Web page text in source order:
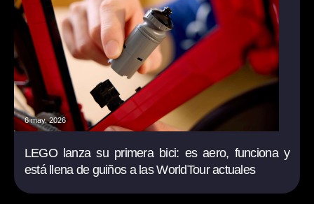
6 may. 2026
LEGO lanza su primera bici: es aero, funciona y
está llena de guiños a las WorldTour actuales